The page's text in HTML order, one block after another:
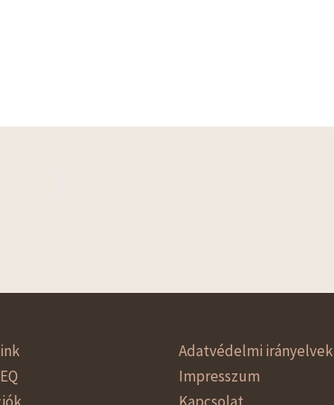
Adatvédelmi irányelvek
Impresszum